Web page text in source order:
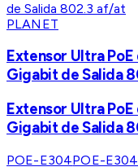
PLANET
Extensor Ultra
Gigabit de Salida
Extensor Ultra
Gigabit de Salida
POE-E304POE-E304